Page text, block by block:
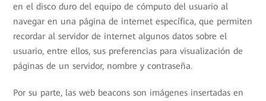
en el disco duro del equipo de cómputo del usuario al
navegar en una página de internet específica, que permiten
recordar al servidor de internet algunos datos sobre el
usuario, entre ellos, sus preferencias para visualización de
páginas de un servidor, nombre y contraseña.
Por su parte, las web beacons son imágenes insertadas en